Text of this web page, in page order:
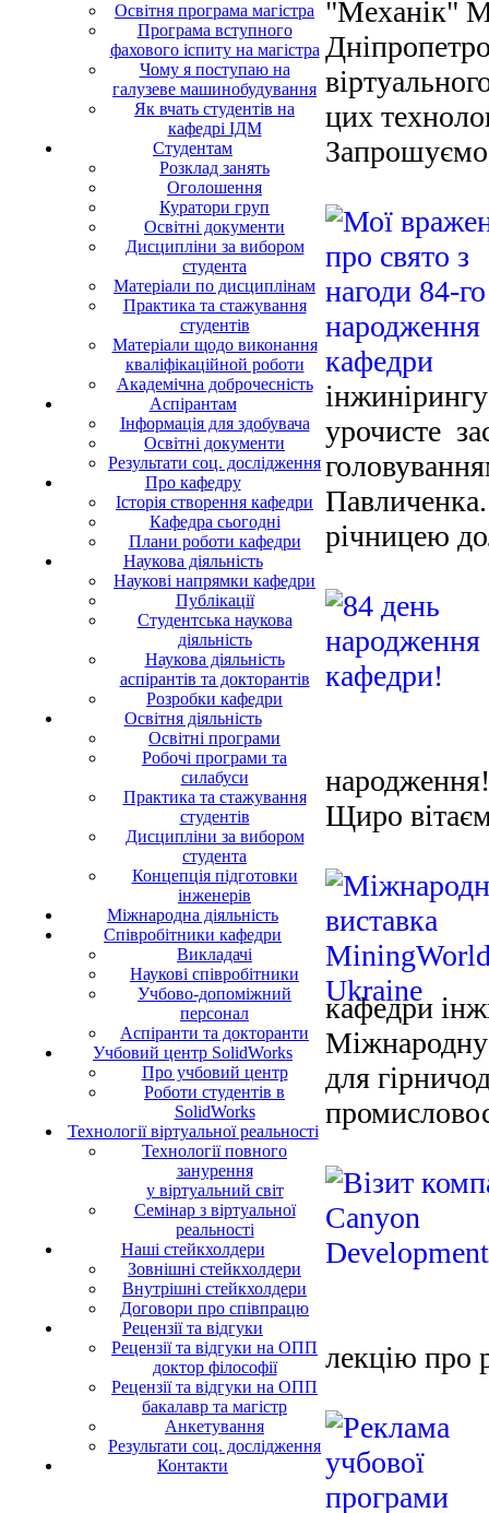
Освітня програма магістра
Програма вступного
фахового іспиту на магістра
Чому я поступаю на
галузеве машинобудування
Як вчать студентів на
кафедрі ІДМ
Студентам
Розклад занять
Оголошення
Куратори груп
Освітні документи
Дисципліни за вибором
студента
Матеріали по дисциплінам
Практика та стажування
студентів
Матеріали щодо виконання
кваліфікаційной роботи
Академічна доброчесність
Аспірантам
Інформація для здобувача
Освітні документи
Результати соц. дослідження
Про кафедру
Історія створення кафедри
Кафедра сьогодні
Плани роботи кафедри
Наукова діяльність
Наукові напрямки кафедри
Публікації
Студентська наукова
діяльність
Наукова діяльність
аспірантів та докторантів
Розробки кафедри
Освітня діяльність
Освітні програми
Робочі програми та
силабуси
Практика та стажування
студентів
Дисципліни за вибором
студента
Концепція підготовки
інженерів
Міжнародна діяльність
Співробітники кафедри
Викладачі
Наукові співробітники
Учбово-допоміжний
персонал
Аспіранти та докторанти
Учбовий центр SolidWorks
Про учбовий центр
Роботи студентів в
SolidWorks
Технології віртуальної реальності
Технології повного
занурення
у віртуальний світ
Семінар з віртуальної
реальності
Наші стейкхолдери
Зовнішні стейкхолдери
Внутрішні стейкхолдери
Договори про співпрацю
Рецензії та відгуки
Рецензії та відгуки на ОПП
доктор філософії
Рецензії та відгуки на ОПП
бакалавр та магістр
Анкетування
Результати соц. дослідження
Контакти
"Механік"
цих
урочисте
річницею
народження!
Щиро
кафедри
Міжнародну
для
лекцію про